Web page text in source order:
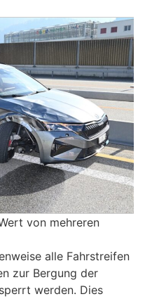
von mehreren
alle Fahrstreifen
zur Bergung der
werden. Dies